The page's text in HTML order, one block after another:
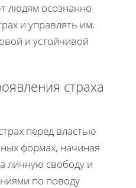
людям осознанно
и управлять им,
и устойчивой
страха
перед властью
формах, начиная
личную свободу и
по поводу